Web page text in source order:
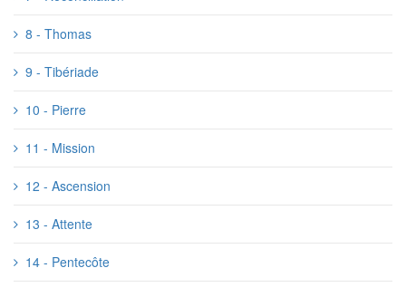
8 - Thomas
9 - Tibériade
10 - Pierre
11 - Mission
12 - Ascension
13 - Attente
14 - Pentecôte